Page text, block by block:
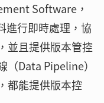
Software，
進行即時處理，協
並且提供版本管控
（Data Pipeline）
都能提供版本控